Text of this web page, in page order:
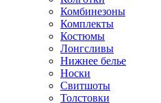
Комбинезоны
Комплекты
Костюмы
Лонгсливы
Нижнее белье
Носки
Свитшоты
Толстовки